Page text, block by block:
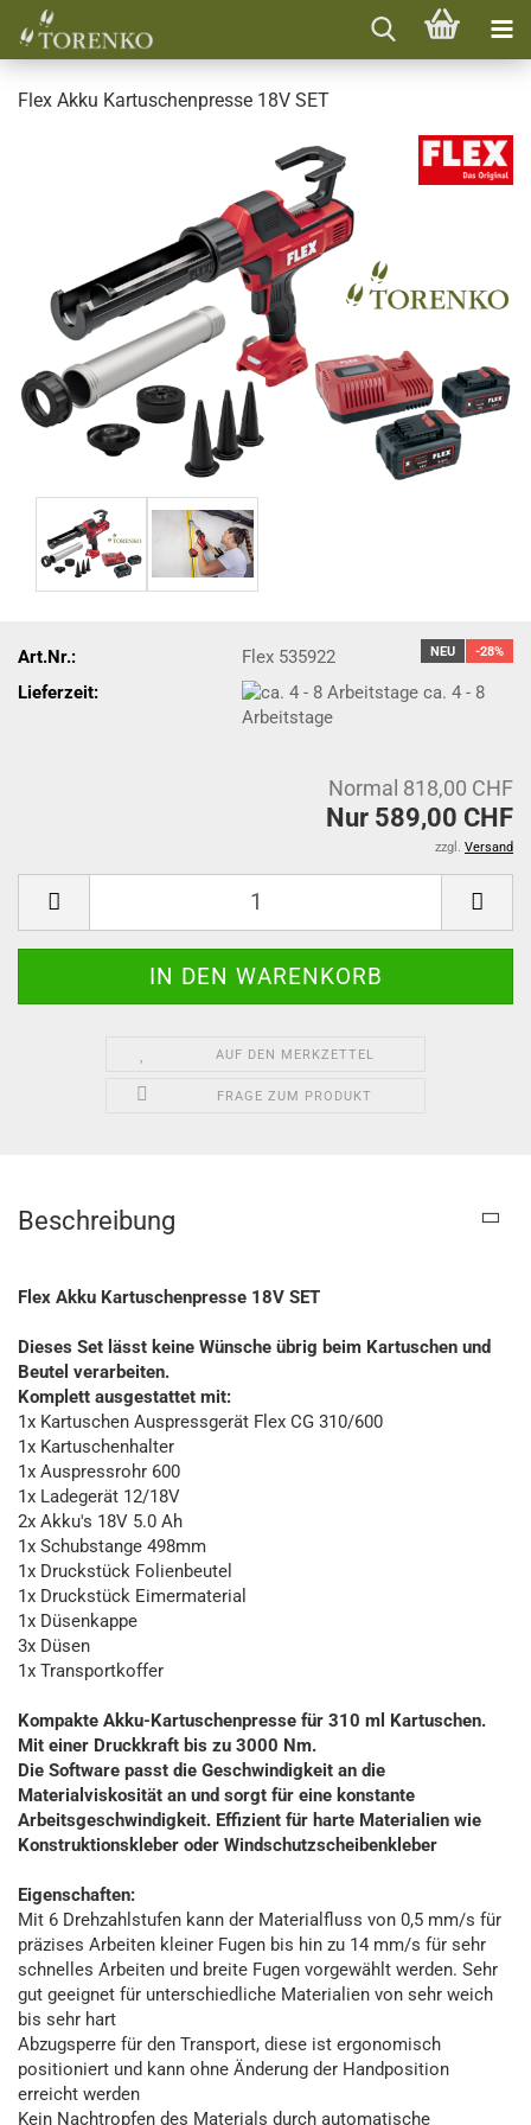
Flex Akku Kartuschenpresse 18V SET
NEU -28%
Art.Nr.:
Flex 535922
Lieferzeit:
ca. 4 - 8
Arbeitstage
Normal 818,00 CHF
Nur 589,00 CHF
zzgl. Versand
AUF DEN MERKZETTEL
FRAGE ZUM PRODUKT
Beschreibung
Flex Akku Kartuschenpresse 18V SET
Dieses Set lässt keine Wünsche übrig beim Kartuschen und
Beutel verarbeiten.
Komplett ausgestattet mit:
1x Kartuschen Auspressgerät Flex CG 310/600
1x Kartuschenhalter
1x Auspressrohr 600
1x Ladegerät 12/18V
2x Akku's 18V 5.0 Ah
1x Schubstange 498mm
1x Druckstück Folienbeutel
1x Druckstück Eimermaterial
1x Düsenkappe
3x Düsen
1x Transportkoffer
Kompakte Akku-Kartuschenpresse für 310 ml Kartuschen.
Mit einer Druckkraft bis zu 3000 Nm.
Die Software passt die Geschwindigkeit an die
Materialviskosität an und sorgt für eine konstante
Arbeitsgeschwindigkeit. Effizient für harte Materialien wie
Konstruktionskleber oder Windschutzscheibenkleber
Eigenschaften:
Mit 6 Drehzahlstufen kann der Materialfluss von 0,5 mm/s für
präzises Arbeiten kleiner Fugen bis hin zu 14 mm/s für sehr
schnelles Arbeiten und breite Fugen vorgewählt werden. Sehr
gut geeignet für unterschiedliche Materialien von sehr weich
bis sehr hart
Abzugsperre für den Transport, diese ist ergonomisch
positioniert und kann ohne Änderung der Handposition
erreicht werden
Kein Nachtropfen des Materials durch automatische